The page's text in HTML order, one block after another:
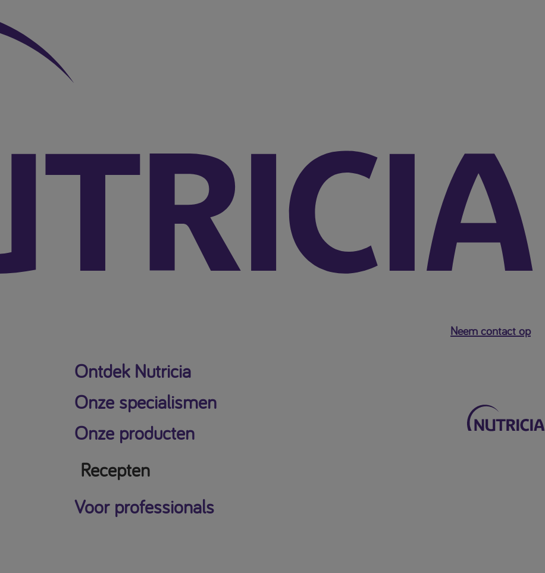
Neem contact op
Ontdek Nutricia
Onze specialismen
Onze producten
Recepten
Voor professionals